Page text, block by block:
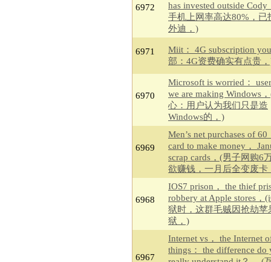
6972
has invested outside
手机上网率高达80%，已
外迪，)
6971
Miit： 4G subscription
部：4G资费确实有点贵
6970
Microsoft is worried：
we are making Windows
心：用户认为我们只是造
Windows的，)
6969
Men’s net purchases of 60
card to make money，
scrap cards，(男子网购6
欲赚钱，一月后全变废卡
6968
IOS7 prison， the thief
robbery at Apple stores，
狱时，这群毛贼因抢劫苹
狱，)
6967
Internet vs， the Internet
things： the difference do